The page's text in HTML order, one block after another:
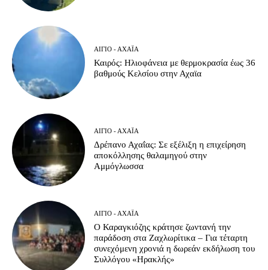
ΑΊΓΙΟ - ΑΧΑΪ́Α
Καιρός: Ηλιοφάνεια με θερμοκρασία έως 36
βαθμούς Κελσίου στην Αχαϊα
ΑΊΓΙΟ - ΑΧΑΪ́Α
Δρέπανο Αχαΐας: Σε εξέλιξη η επιχείρηση
αποκόλλησης θαλαμηγού στην
Αμμόγλωσσα
ΑΊΓΙΟ - ΑΧΑΪ́Α
Ο Καραγκιόζης κράτησε ζωντανή την
παράδοση στα Ζαχλωρίτικα – Για τέταρτη
συνεχόμενη χρονιά η δωρεάν εκδήλωση του
Συλλόγου «Ηρακλής»